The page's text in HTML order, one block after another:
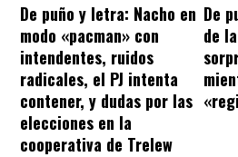
De puño y letra: Nacho en
modo «pacman» con
intendentes, ruidos
radicales, el PJ intenta
contener, y dudas por las
elecciones en la
cooperativa de Trelew
De
de